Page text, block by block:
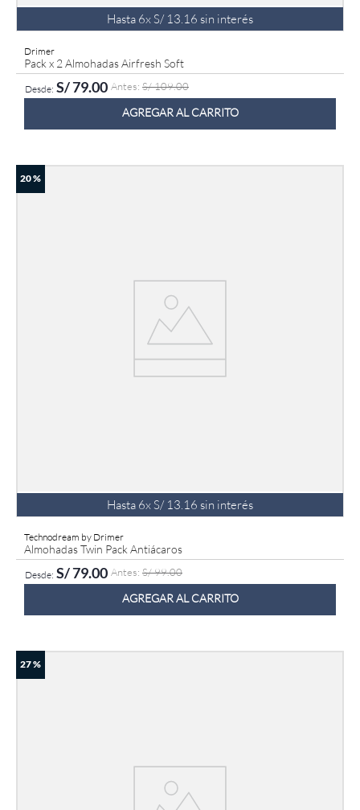
Hasta 6xS/ 13 16 sin interés
Drimer
Pack x 2 Almohadas Airfresh Soft
S/79.00 S/109.00
AGREGAR AL CARRITO
20 %
Hasta 6xS/ 13 16 sin interés
Technodream by Drimer
Almohadas Twin Pack Antiácaros
S/79.00 S/99.00
AGREGAR AL CARRITO
27 %